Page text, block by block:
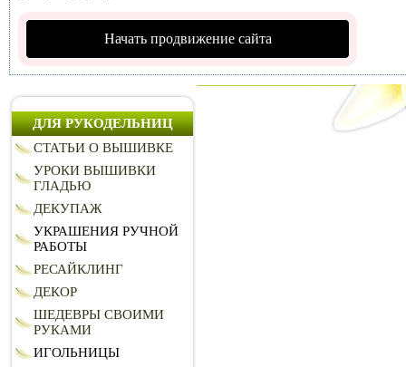
Начать продвижение сайта
ДЛЯ РУКОДЕЛЬНИЦ
СТАТЬИ О ВЫШИВКЕ
УРОКИ ВЫШИВКИ
ГЛАДЬЮ
ДЕКУПАЖ
УКРАШЕНИЯ РУЧНОЙ
РАБОТЫ
РЕСАЙКЛИНГ
ДЕКОР
ШЕДЕВРЫ СВОИМИ
РУКАМИ
ИГОЛЬНИЦЫ